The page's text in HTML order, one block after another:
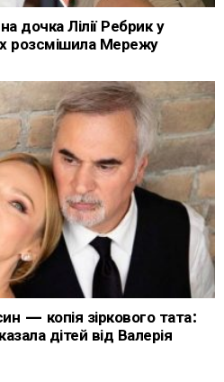
дочка Лілії Ребрик у
розсмішила Мережу
— копія зіркового тата:
дітей від Валерія